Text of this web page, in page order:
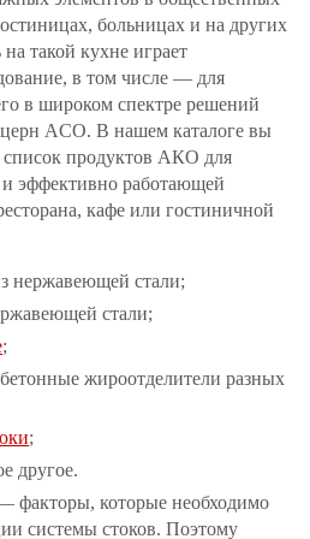
больницах и на других
такой кухне играет
в том числе — для
в широком спектре решений
ACO. В нашем каталоге вы
продуктов АКО для
эффективно работающей
кафе или гостиничной
нержавеющей стали;
стали;
;
жироотделители разных
;
другое.
факторы, которые необходимо
системы стоков. Поэтому